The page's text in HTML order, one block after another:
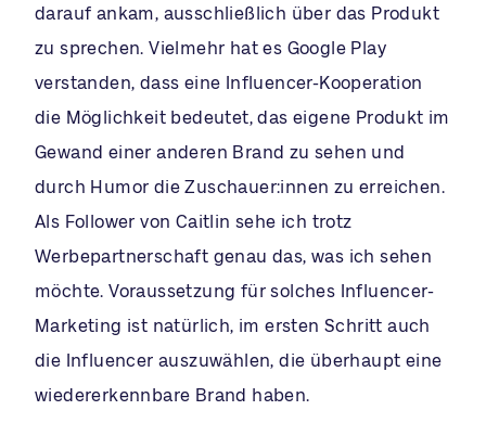
darauf ankam, ausschließlich über das Produkt
zu sprechen. Vielmehr hat es Google Play
verstanden, dass eine Influencer-Kooperation
die Möglichkeit bedeutet, das eigene Produkt im
Gewand einer anderen Brand zu sehen und
durch Humor die Zuschauer:innen zu erreichen.
Als Follower von Caitlin sehe ich trotz
Werbepartnerschaft genau das, was ich sehen
möchte. Voraussetzung für solches Influencer-
Marketing ist natürlich, im ersten Schritt auch
die Influencer auszuwählen, die überhaupt eine
wiedererkennbare Brand haben.